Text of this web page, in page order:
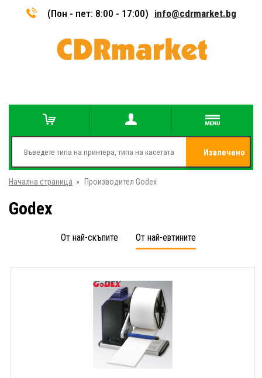
(Пон - пет: 8:00 - 17:00) info@cdrmarket.bg
Извлечено
Начална страница » Производител Godex
Godex
От най-скъпите От най-евтините